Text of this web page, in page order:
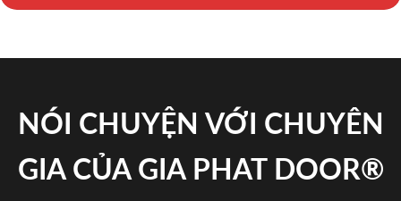
NÓI CHUYỆN VỚI CHUYÊN
GIA CỦA GIA PHAT DOOR®